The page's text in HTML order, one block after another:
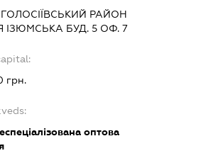
ГОЛОСІЇВСЬКИЙ РАЙОН
ІЗЮМСЬКА БУД. 5 ОФ. 7
грн.
оптова